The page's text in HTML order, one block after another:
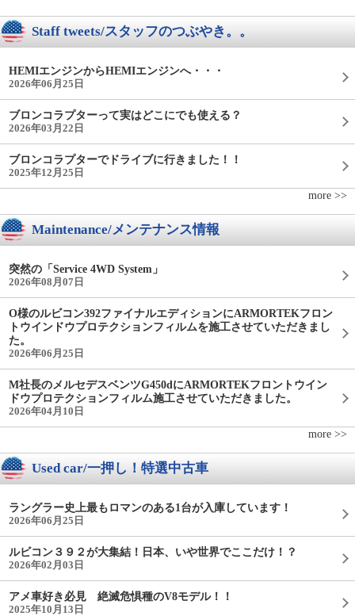
Staff tweets/スタッフのつぶやき。。
HEMIエンジンからHEMIエンジンへ・・・
2026年06月25日
ブロンコラプターって実はどこにでも使える？
2026年03月22日
ブロンコラプターでドライブに行きました！！
2025年12月25日
more >>
Maintenance/メンテナンス情報
突然の「Service 4WD System」
2026年08月07日
O様のルビコン392ファイナルエディションにARMORTEKフロン
トウインドウプロテクションフィルムを施工させていただきまし
た。
2026年06月25日
M社長のメルセデスベンツG450dにARMORTEKフロントウイン
ドウプロテクションフィルム施工させていただきました。
2026年04月10日
more >>
Used car/一押し！特選中古車
ラングラー史上最もロマンのある1台が入庫しています！
2026年06月25日
ルビコン３９２が大集結！日本、いや世界でここだけ！？
2026年02月03日
アメ車好き必見 絶滅危惧種のV8モデル！！
2025年10月13日